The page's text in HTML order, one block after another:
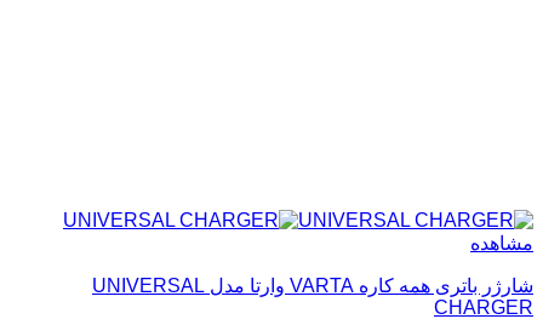
مشاهده
شارژر باتری همه کاره VARTA وارتا مدل UNIVERSAL
CHARGER